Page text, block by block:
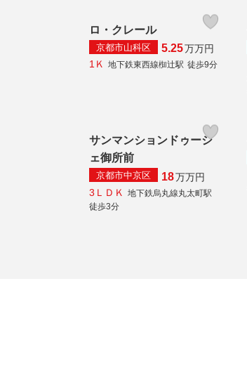
ロ・クレール
京都市山科区 5.25万万円
1Ｋ 地下鉄東西線椥辻駅 徒歩9分
サンマンションドゥーシ
ェ御所前
京都市中京区 18万万円
3ＬＤＫ
地下鉄烏丸線丸太町駅
徒歩3分